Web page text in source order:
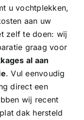
u vochtplekken,
aan uw
zelf te doen: wij
graag voor
al aan
. Vul eenvoudig
direct een
wij recent
dak hersteld